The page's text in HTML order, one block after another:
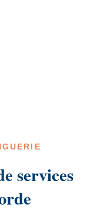
services